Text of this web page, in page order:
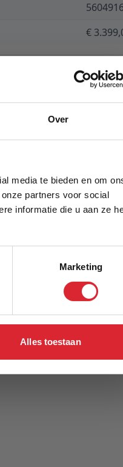
Over
media te bieden en om
partners voor social
informatie die u aan ze
Marketing
Alles toestaan
€